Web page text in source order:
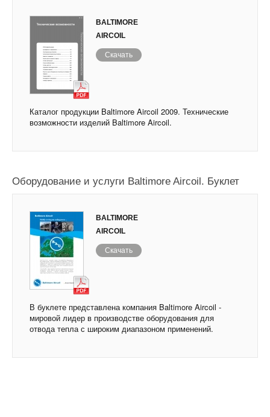
BALTIMORE
AIRCOIL
Скачать
Каталог продукции Baltimore Aircoil 2009. Технические
возможности изделий Baltimore Aircoil.
Оборудование и услуги Baltimore Aircoil. Буклет
BALTIMORE
AIRCOIL
Скачать
В буклете представлена компания Baltimore Aircoil -
мировой лидер в производстве оборудования для
отвода тепла с широким диапазоном применений.